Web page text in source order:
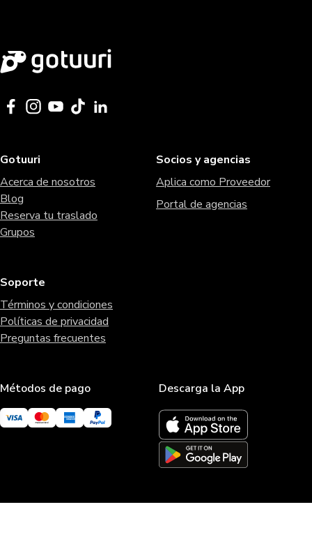
Gotuuri
Acerca de nosotros
Blog
Reserva tu traslado
Grupos
Socios y agencias
Aplica como Proveedor
Portal de agencias
Soporte
Términos y condiciones
Políticas de privacidad
Preguntas frecuentes
Métodos de pago Descarga la App